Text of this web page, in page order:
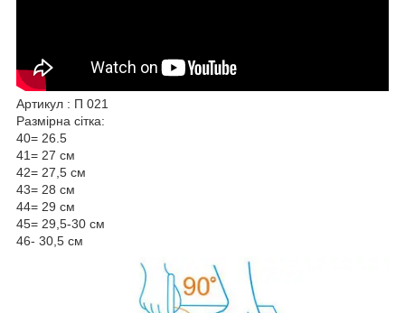
Артикул : П 021
Размірна сітка:
40= 26.5
41= 27 см
42= 27,5 см
43= 28 см
44= 29 см
45= 29,5-30 см
46- 30,5 см